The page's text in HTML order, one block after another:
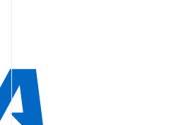
sin recargo o hasta en
con tu cédula!
crediticia.